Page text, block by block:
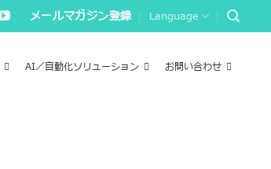
メールマガジン登録 Language
AI／自動化ソリューション お問い合わせ